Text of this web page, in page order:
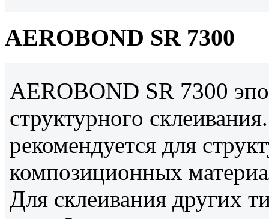
AEROBOND SR 7300
AEROBOND SR 7300
структурного
рекомендуется для
композиционных
Для склеивания других